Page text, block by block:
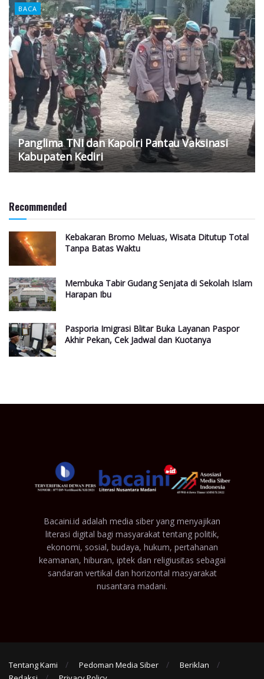
BACA
Panglima TNI dan Kapolri Pantau Vaksinasi
Kabupaten Kediri
Recommended
Kebakaran Bromo Meluas, Wisata Ditutup Total
Tanpa Batas Waktu
Membuka Tabir Gudang Senjata di Sekolah Islam
Harapan Ibu
Pasporia Imigrasi Blitar Buka Layanan Paspor
Akhir Pekan, Cek Jadwal dan Kuotanya
Bacaini.id adalah media siber yang menyajikan
literasi digital bagi masyarakat tentang politik,
ekonomi, sosial, budaya, hukum, pertahanan
keamanan, hiburan, iptek dan religiusitas sebagai
sandaran vertikal dan horizontal masyarakat
nusantara madani.
Tentang Kami Pedoman Media Siber
Beriklan